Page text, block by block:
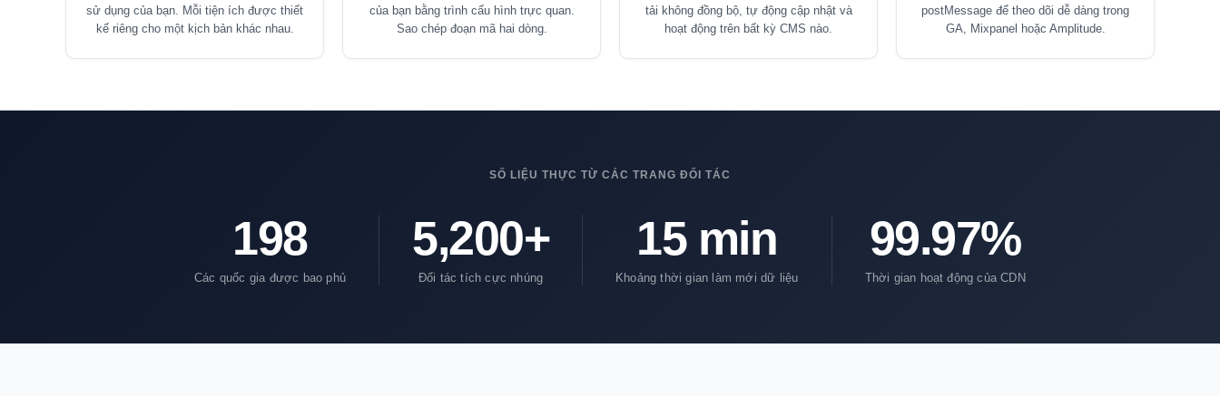
sử dụng của bạn. Mỗi tiện ích được thiết
kế riêng cho một kịch bản khác nhau.
của bạn bằng trình cấu hình trực quan.
Sao chép đoạn mã hai dòng.
tải không đồng bộ, tự động cập nhật và
hoạt động trên bất kỳ CMS nào.
postMessage để theo dõi dễ dàng trong
GA, Mixpanel hoặc Amplitude.
SỐ LIỆU THỰC TỪ CÁC TRANG ĐỐI TÁC
198
Các quốc gia được bao phủ
5,200+
Đối tác tích cực nhúng
15 min
Khoảng thời gian làm mới dữ liệu
99.97%
Thời gian hoạt động của CDN